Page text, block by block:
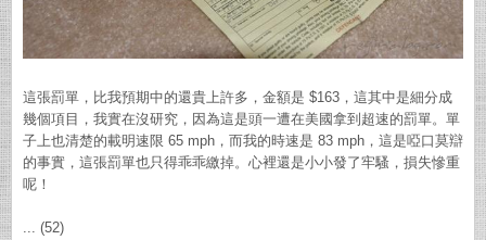
這張罰單，比我預期中的還貴上許多，金額是 $163，這其中是細分成
幾個項目，我實在沒研究，因為這是頭一遭在美國拿到超速的罰單。單
子上也清楚的載明速限 65 mph，而我的時速是 83 mph，這是啞口莫辯
的事實，這張罰單也只得乖乖繳掉。心裡還是小小發了牢騷，損失慘重
呢！
... (52)